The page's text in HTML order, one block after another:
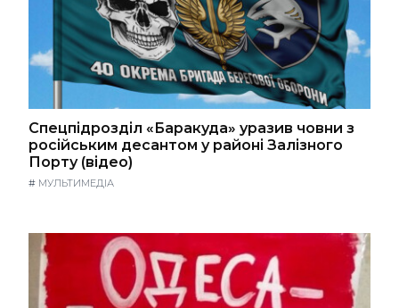
Спецпідрозділ «Баракуда» уразив човни з
російським десантом у районі Залізного
Порту (відео)
# МУЛЬТИМЕДІА